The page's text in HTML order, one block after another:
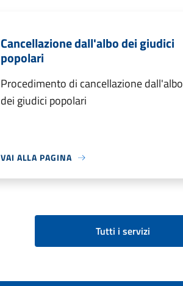
Cancellazione dall'albo dei giudici
popolari
Procedimento di cancellazione dall'albo
dei giudici popolari
VAI ALLA PAGINA
Tutti i servizi